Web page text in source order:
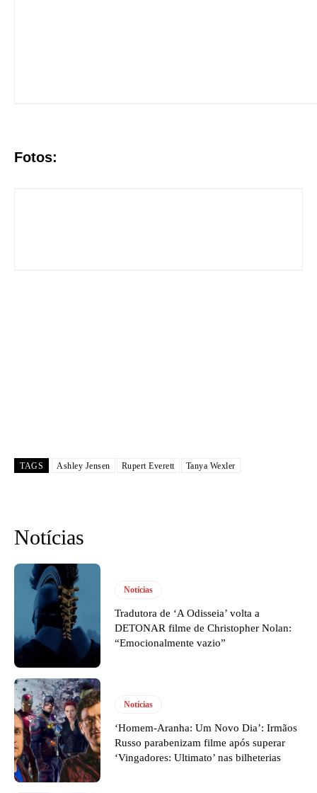
Fotos:
TAGS Ashley Jensen Rupert Everett Tanya Wexler
Notícias
Notícias
Tradutora de ‘A Odisseia’ volta a
DETONAR filme de Christopher Nolan:
“Emocionalmente vazio”
Notícias
‘Homem-Aranha: Um Novo Dia’: Irmãos
Russo parabenizam filme após superar
‘Vingadores: Ultimato’ nas bilheterias